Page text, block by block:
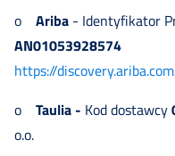
o Ariba - Identyfikator
AN01053928574
https://
o Taulia - Kod dostawcy
o.o.